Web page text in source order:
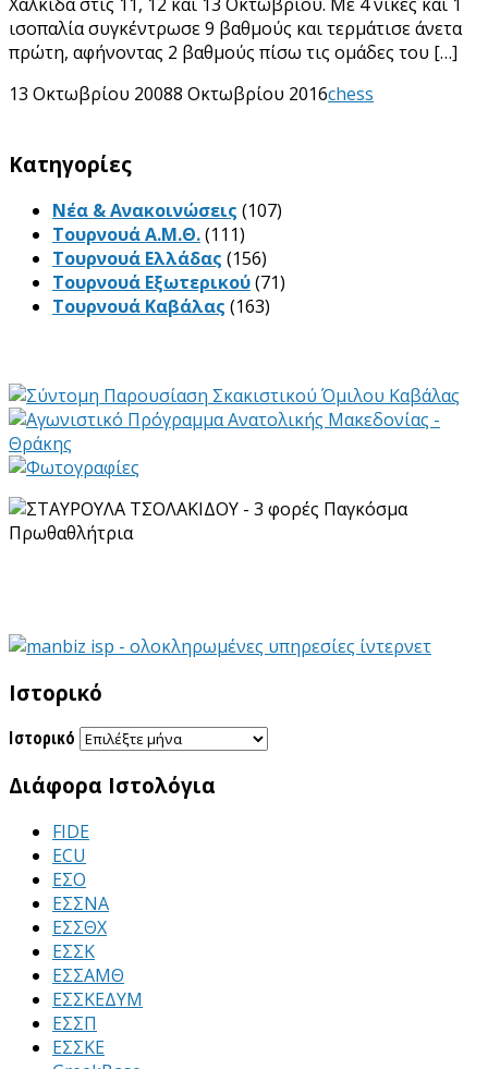
Χαλκίδα στις 11, 12 και 13 Οκτωβρίου. Με 4 νίκες και 1
ισοπαλία συγκέντρωσε 9 βαθμούς και τερμάτισε άνετα
πρώτη, αφήνοντας 2 βαθμούς πίσω τις ομάδες του […]
13 Οκτωβρίου 20088 Οκτωβρίου 2016chess
Kατηγορίες
Νέα & Ανακοινώσεις (107)
Τουρνουά Α.Μ.Θ.(111)
Τουρνουά Ελλάδας (156)
Τουρνουά Εξωτερικού(71)
Τουρνουά Καβάλας (163)
Ιστορικό
Ιστορικό
Διάφορα Ιστολόγια
FIDE
ECU
ΕΣΟ
ΕΣΣΝΑ
ΕΣΣΘΧ
ΕΣΣΚ
ΕΣΣΑΜΘ
ΕΣΣΚΕΔΥΜ
ΕΣΣΠ
ΕΣΣΚΕ